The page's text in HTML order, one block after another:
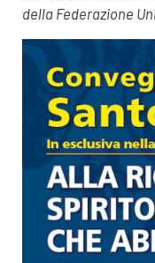
della Federazione